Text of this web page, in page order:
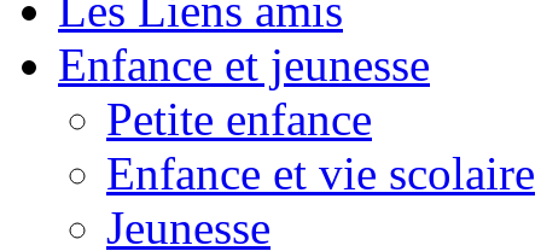
Enfance et jeunesse
Petite enfance
Enfance et vie scolaire
Jeunesse